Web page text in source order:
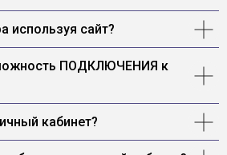
используя сайт?
ПОДКЛЮЧЕНИЯ к
кабинет?